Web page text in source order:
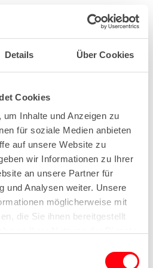
Details Über Cookies
Cookies
Inhalte und Anzeigen zu
für soziale Medien anbieten
auf unsere Website zu
wir Informationen zu Ihrer
an unsere Partner für
und Analysen weiter. Unsere
möglicherweise mit
die Sie ihnen bereitgestellt